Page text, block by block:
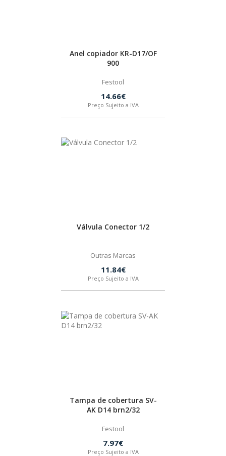
Anel copiador KR-D17/OF
900
Festool
14.66€
Preço Sujeito a IVA
Válvula Conector 1/2
Outras Marcas
11.84€
Preço Sujeito a IVA
Tampa de cobertura SV-
AK D14 brn2/32
Festool
7.97€
Preço Sujeito a IVA